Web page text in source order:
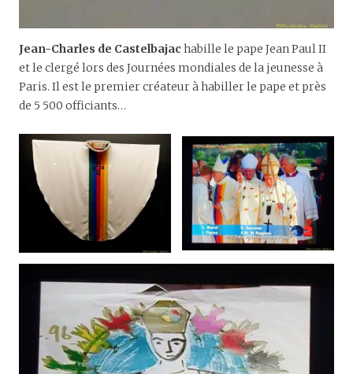
Jean-Charles de Castelbajac habille le pape Jean Paul II
et le clergé lors des Journées mondiales de la jeunesse à
Paris. Il est le premier créateur à habiller le pape et près
de 5 500 officiants…